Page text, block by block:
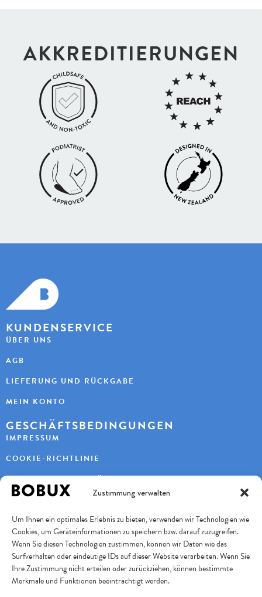
Zustimmung verwalten
Um Ihnen ein optimales Erlebnis zu bieten, verwenden wir Technologien wie
Cookies, um Geräteinformationen zu speichern bzw. darauf zuzugreifen.
Wenn Sie diesen Technologien zustimmen, können wir Daten wie das
Surfverhalten oder eindeutige IDs auf dieser Website verarbeiten. Wenn Sie
Ihre Zustimmung nicht erteilen oder zurückziehen, können bestimmte
Merkmale und Funktionen beeinträchtigt werden.
AKKREDI­TIERUNGEN
KUNDENSERVICE
ÜBER UNS
AGB
LIEFERUNG UND RÜCKGABE
MEIN KONTO
GESCHÄFTSBEDINGUNGEN
IMPRESSUM
COOKIE-RICHTLINIE
DATENSCHUTZERKLÄRUNG
KAYBEE AG
TURBENWEG 9
3073 GÜMLIGEN
+41 31 951 11 10
INFO@BOBUXSCHWEIZ.CH